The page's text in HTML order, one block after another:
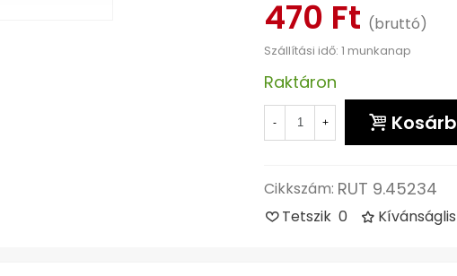
470 Ft (bruttó)
Szállítási idő: 1 munkanap
Raktáron
- +
Cikkszám: RUT 9.45234
Tetszik 0